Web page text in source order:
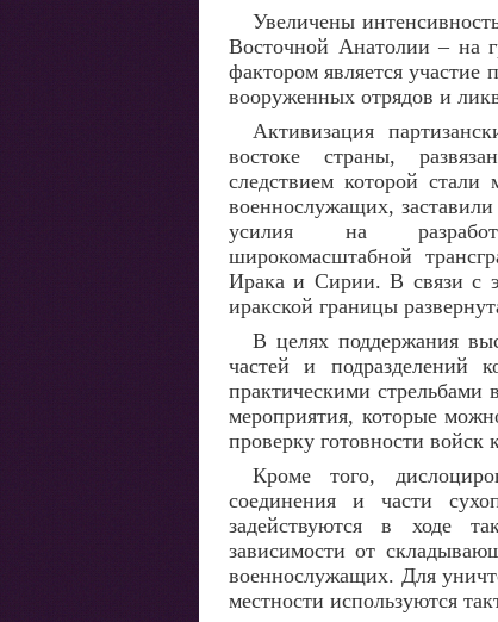
Увеличены
Восточной Анатолии – на
фактором является
вооруженных отрядов и
Активизация
востоке страны,
следствием которой стали
военнослужащих,
усилия на
широкомасштабной
Ирака и Сирии. В связи с
иракской границы
В целях поддержания
частей и подразделений
практическими стрельбами
мероприятия, которые
проверку готовности войск
Кроме того,
соединения и части
задействуются в ходе
зависимости от
военнослужащих. Для
местности используются